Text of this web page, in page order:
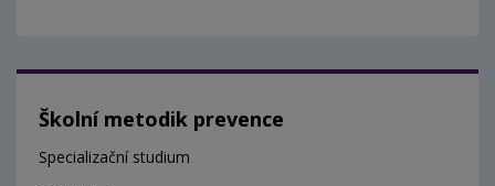
Školní metodik prevence
Specializační studium